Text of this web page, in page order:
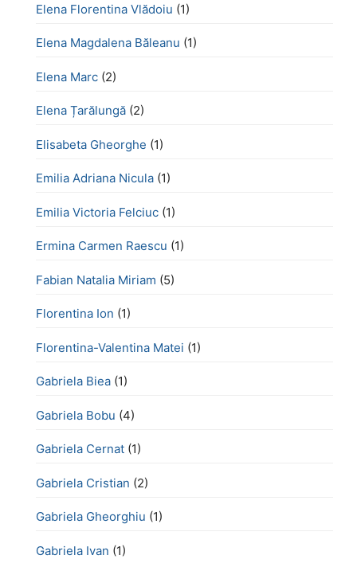
Elena Florentina Vlădoiu (1)
Elena Magdalena Băleanu (1)
Elena Marc (2)
Elena Țarălungă (2)
Elisabeta Gheorghe (1)
Emilia Adriana Nicula (1)
Emilia Victoria Felciuc (1)
Ermina Carmen Raescu (1)
Fabian Natalia Miriam (5)
Florentina Ion (1)
Florentina-Valentina Matei (1)
Gabriela Biea (1)
Gabriela Bobu (4)
Gabriela Cernat (1)
Gabriela Cristian (2)
Gabriela Gheorghiu (1)
Gabriela Ivan (1)